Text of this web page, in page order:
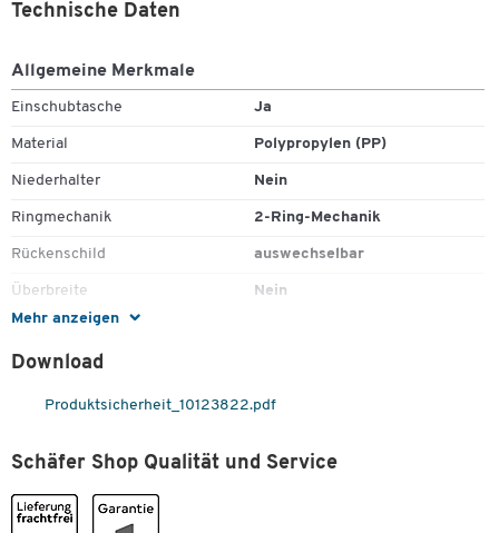
Mehr anzeigen
Technische Daten
Allgemeine Merkmale
Einschubtasche Ja
Material Polypropylen (PP)
Niederhalter Nein
Ringmechanik 2-Ring-Mechanik
Rückenschild auswechselbar
Überbreite Nein
Durchmesser Ring [mm] 25
Format (DIN)
Download
Produktsicherheit_10123822.pdf
Schäfer Shop Qualität und Service